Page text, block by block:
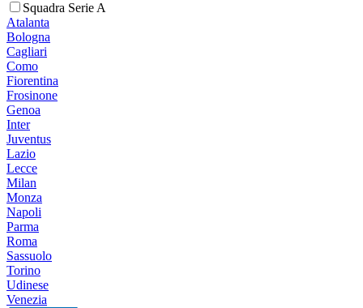
Squadra Serie A
Atalanta
Bologna
Cagliari
Como
Fiorentina
Frosinone
Genoa
Inter
Juventus
Lazio
Lecce
Milan
Monza
Napoli
Parma
Roma
Sassuolo
Torino
Udinese
Venezia